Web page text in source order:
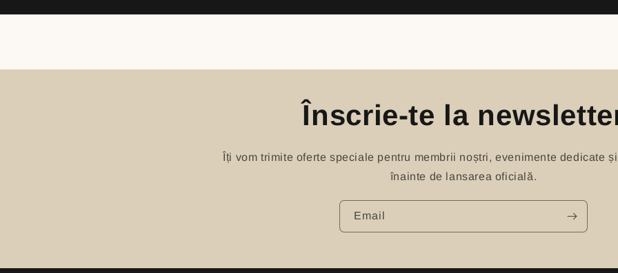
Înscrie-te la
Îți vom trimite oferte speciale pentru membrii noștri, evenimente dedicate
înainte de lansarea oficială.
Email